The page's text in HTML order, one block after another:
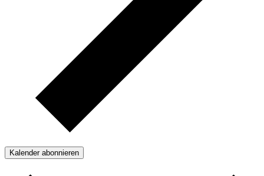
Kalender abonnieren